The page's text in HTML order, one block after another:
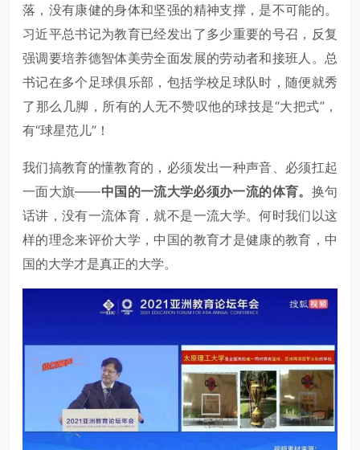
落，没有康健的身体和坚强的精神支撑，是不可能的。
习近平总书记为教育已经发出了多少重要的号召，反复
强调要培养德智体美劳全面发展的劳动者和接班人。总
书记在多个足球俱乐部，包括学校足球队时，随便就秀
了那么几脚，所有的人无不赞叹他的球技是“大把式”，
有“球星范儿”！
我们搞教育的懂教育的，必须发出一种声音、必须扛起
一面大旗——中国的一流大学必须办一流的体育。 换句
话讲，没有一流体育，就不是一流大学。何时我们以这
样的理念来评价大学，中国的教育才是健康的教育，中
国的大学才是真正的大学。